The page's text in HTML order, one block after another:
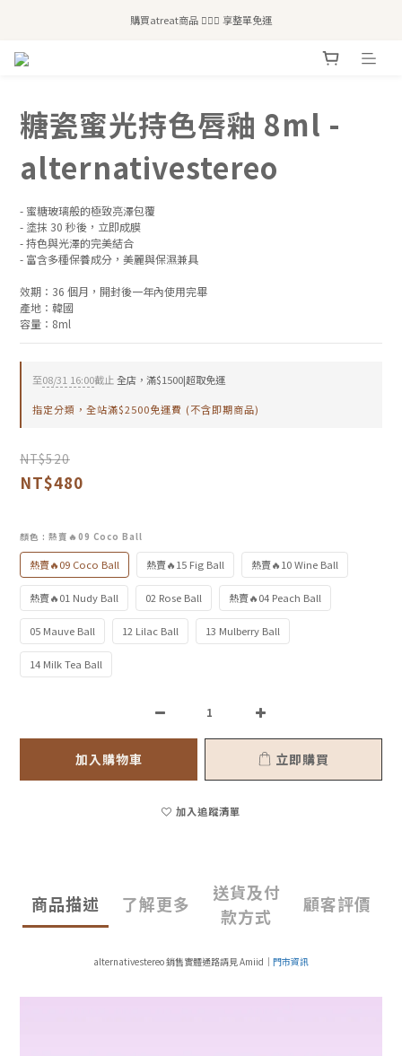
全站滿$2,500免運｜6/30前 含新品滿$1,300超取免運
糖瓷蜜光持色唇釉 8ml -
alternativestereo
- 蜜糖玻璃般的極致亮澤包覆
- 塗抹 30 秒後，立即成膜
- 持色與光澤的完美結合
- 富含多種保養成分，美麗與保濕兼具
效期：36 個月，開封後一年內使用完畢
產地：韓國
容量：8ml
至08/31 16:00截止全店，滿$1500|超取免運
指定分類，全站滿$2500免運費 (不含即期商品)
NT$520
NT$480
顏色 : 熱賣🔥09 Coco Ball
熱賣🔥09 Coco Ball 熱賣🔥15 Fig Ball 熱賣🔥10 Wine Ball
熱賣🔥01 Nudy Ball 02 Rose Ball 熱賣🔥04 Peach Ball
05 Mauve Ball 12 Lilac Ball 13 Mulberry Ball
14 Milk Tea Ball
加入購物車 立即購買
加入追蹤清單
商品描述 了解更多
送貨及付
款方式
顧客評價
alternativestereo 銷售實體通路請見 Amiid｜ 門市資訊